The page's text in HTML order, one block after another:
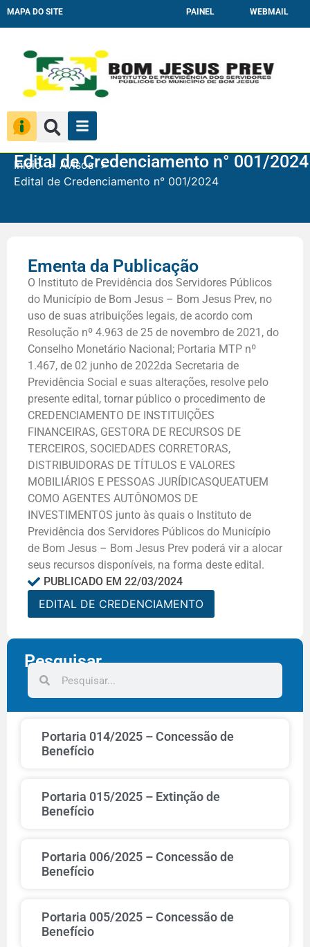
MAPA DO SITE PAINEL WEBMAIL
Edital de Credenciamento n° 001/2024
Início
Avisos
Edital de Credenciamento n° 001/2024
Ementa da Publicação
O Instituto de Previdência dos Servidores Públicos
do Município de Bom Jesus – Bom Jesus Prev, no
uso de suas atribuições legais, de acordo com
Resolução nº 4.963 de 25 de novembro de 2021, do
Conselho Monetário Nacional; Portaria MTP nº
1.467, de 02 junho de 2022da Secretaria de
Previdência Social e suas alterações, resolve pelo
presente edital, tornar público o procedimento de
CREDENCIAMENTO DE INSTITUIÇÕES
FINANCEIRAS, GESTORA DE RECURSOS DE
TERCEIROS, SOCIEDADES CORRETORAS,
DISTRIBUIDORAS DE TÍTULOS E VALORES
MOBILIÁRIOS E PESSOAS JURÍDICASQUEATUEM
COMO AGENTES AUTÔNOMOS DE
INVESTIMENTOS junto às quais o Instituto de
Previdência dos Servidores Públicos do Município
de Bom Jesus – Bom Jesus Prev poderá vir a alocar
seus recursos disponíveis, na forma deste edital.
PUBLICADO EM 22/03/2024
EDITAL DE CREDENCIAMENTO
Pesquisar
Portaria 014/2025 – Concessão de
Benefício
Portaria 015/2025 – Extinção de
Benefício
Portaria 006/2025 – Concessão de
Benefício
Portaria 005/2025 – Concessão de
Benefício